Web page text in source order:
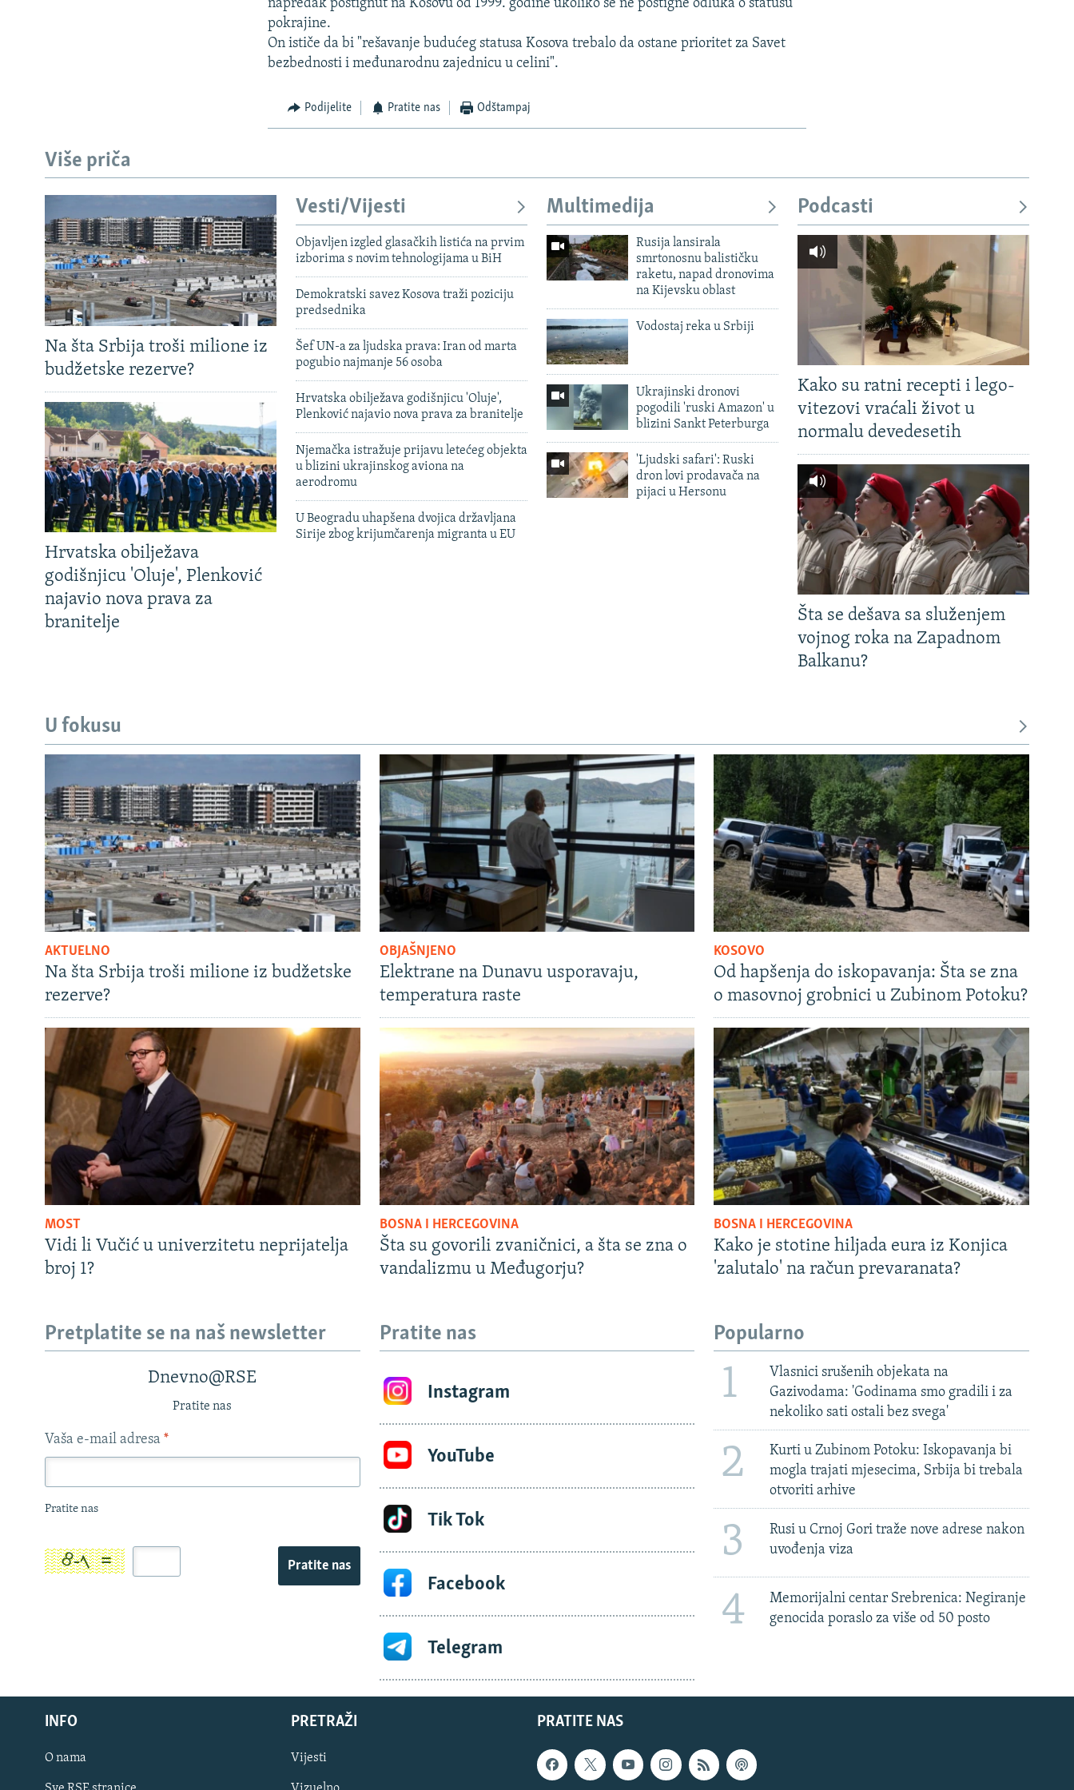
TV LIBERTY
MOJA EVROPA
TRI DECENIJE OD RATA U BIH
SVE KARTE DEJTONA
NASTANAK I RASPAD JUGOSLAVIJE
napredak postignut na Kosovu od 1999. godine ukoliko se ne postigne odluka o statusu
pokrajine.
On ističe da bi "rešavanje budućeg statusa Kosova trebalo da ostane prioritet za Savet
bezbednosti i međunarodnu zajednicu u celini".
Podijelite Pratite nas Odštampaj
Više priča
Na šta Srbija troši milione iz
budžetske rezerve?
Hrvatska obilježava
godišnjicu 'Oluje', Plenković
najavio nova prava za
branitelje
Vesti/Vijesti
Objavljen izgled glasačkih listića na prvim
izborima s novim tehnologijama u BiH
Demokratski savez Kosova traži poziciju
predsednika
Šef UN-a za ljudska prava: Iran od marta
pogubio najmanje 56 osoba
Hrvatska obilježava godišnjicu 'Oluje',
Plenković najavio nova prava za branitelje
Njemačka istražuje prijavu letećeg objekta
u blizini ukrajinskog aviona na
aerodromu
U Beogradu uhapšena dvojica državljana
Sirije zbog krijumčarenja migranta u EU
Multimedija
Rusija lansirala
smrtonosnu balističku
raketu, napad dronovima
na Kijevsku oblast
Vodostaj reka u Srbiji
Ukrajinski dronovi
pogodili 'ruski Amazon' u
blizini Sankt Peterburga
'Ljudski safari': Ruski
dron lovi prodavača na
pijaci u Hersonu
Podcasti
Kako su ratni recepti i lego-
vitezovi vraćali život u
normalu devedesetih
Šta se dešava sa služenjem
vojnog roka na Zapadnom
Balkanu?
U fokusu
AKTUELNO
Na šta Srbija troši milione iz budžetske
rezerve?
OBJAŠNJENO
Elektrane na Dunavu usporavaju,
temperatura raste
KOSOVO
Od hapšenja do iskopavanja: Šta se zna
o masovnoj grobnici u Zubinom Potoku?
MOST
Vidi li Vučić u univerzitetu neprijatelja
broj 1?
BOSNA I HERCEGOVINA
Šta su govorili zvaničnici, a šta se zna o
vandalizmu u Međugorju?
BOSNA I HERCEGOVINA
Kako je stotine hiljada eura iz Konjica
'zalutalo' na račun prevaranata?
Pretplatite se na naš newsletter
Dnevno@RSE
Pratite nas
Vaša e-mail adresa *
Pratite nas
Pratite nas
Pratite nas
Instagram
YouTube
Tik Tok
Facebook
Telegram
Popularno
1
Vlasnici srušenih objekata na
Gazivodama: 'Godinama smo gradili i za
nekoliko sati ostali bez svega'
2
Kurti u Zubinom Potoku: Iskopavanja bi
mogla trajati mjesecima, Srbija bi trebala
otvoriti arhive
3
Rusi u Crnoj Gori traže nove adrese nakon
uvođenja viza
4
Memorijalni centar Srebrenica: Negiranje
genocida poraslo za više od 50 posto
PRATITE NAS
INFO
O nama
PRETRAŽI
Vijesti